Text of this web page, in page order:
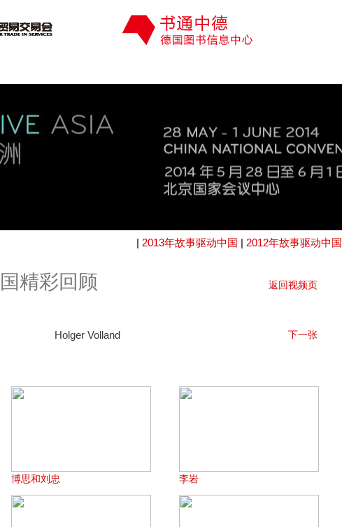
| 2013年故事驱动中国 | 2012年故事驱动中国
精彩回顾 返回视频页
Holger Volland 下一张
博思和刘忠 李岩